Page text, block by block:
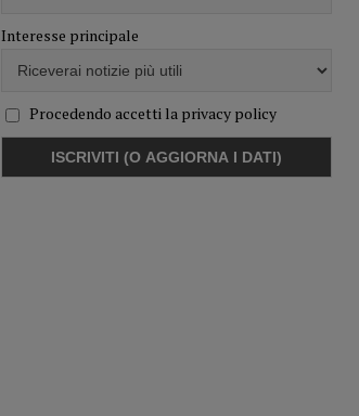
Interesse principale
Procedendo accetti la privacy policy